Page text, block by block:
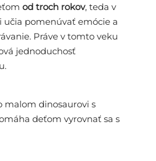
od troch rokov, teda v
učia pomenúvať emócie a
Práve v tomto veku
jednoduchosť
malom dinosaurovi s
deťom vyrovnať sa s